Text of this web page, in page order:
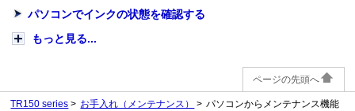
パソコンでインクの状態を確認する
もっと見る...
ページの先頭へ
TR150 series お手入れ（メンテナンス）
パソコンからメンテナンス機能